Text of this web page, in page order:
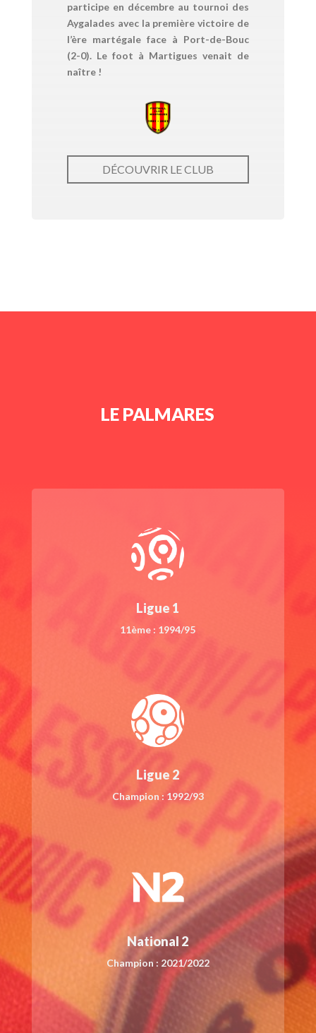
participe en décembre au tournoi des
Aygalades avec la première victoire de
l’ère martégale face à Port-de-Bouc
(2-0). Le foot à Martigues venait de
naître !
DÉCOUVRIR LE CLUB
LE PALMARES
Ligue 1
11ème : 1994/95
Ligue 2
Champion : 1992/93
National 2
Champion : 2021/2022